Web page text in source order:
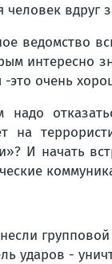
вдруг
ведомство
интересно
-это очень
на
И начать
ударов -